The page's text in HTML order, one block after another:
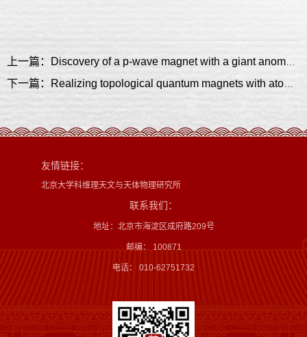
友情链接：
北京大学科维理天文与天体物理研究所
联系我们：
地址：北京市海淀区成府路209号
邮编： 100871
电话： 010-62751732